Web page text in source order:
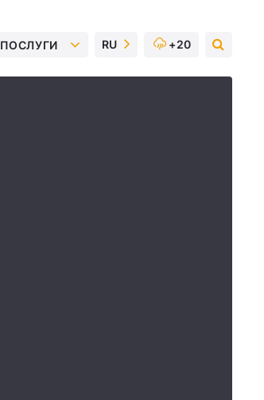
ПОСЛУГИ RU +20